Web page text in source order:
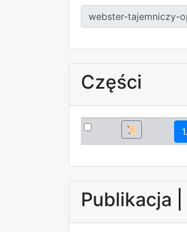
Części
📜 1.
Publikacja |